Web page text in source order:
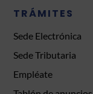
TRÁMITES
Sede Electrónica
Sede Tributaria
Empléate